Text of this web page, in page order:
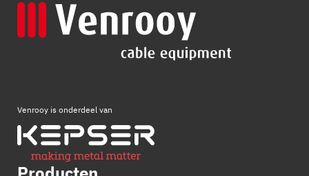
Venrooy is onderdeel van